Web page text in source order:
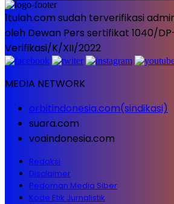
1tulah.com sudah terverifikasi
oleh Dewan Pers sertifikat 1040/
Verifikasi/K/XII/2022
MEDIA NETWORK
orbitindonesia.com(sindikasi)
suara.com
voaindonesia.com
Redaksi
Disclaimer
Pedoman Media Siber
Kode Etik Jurnalistik